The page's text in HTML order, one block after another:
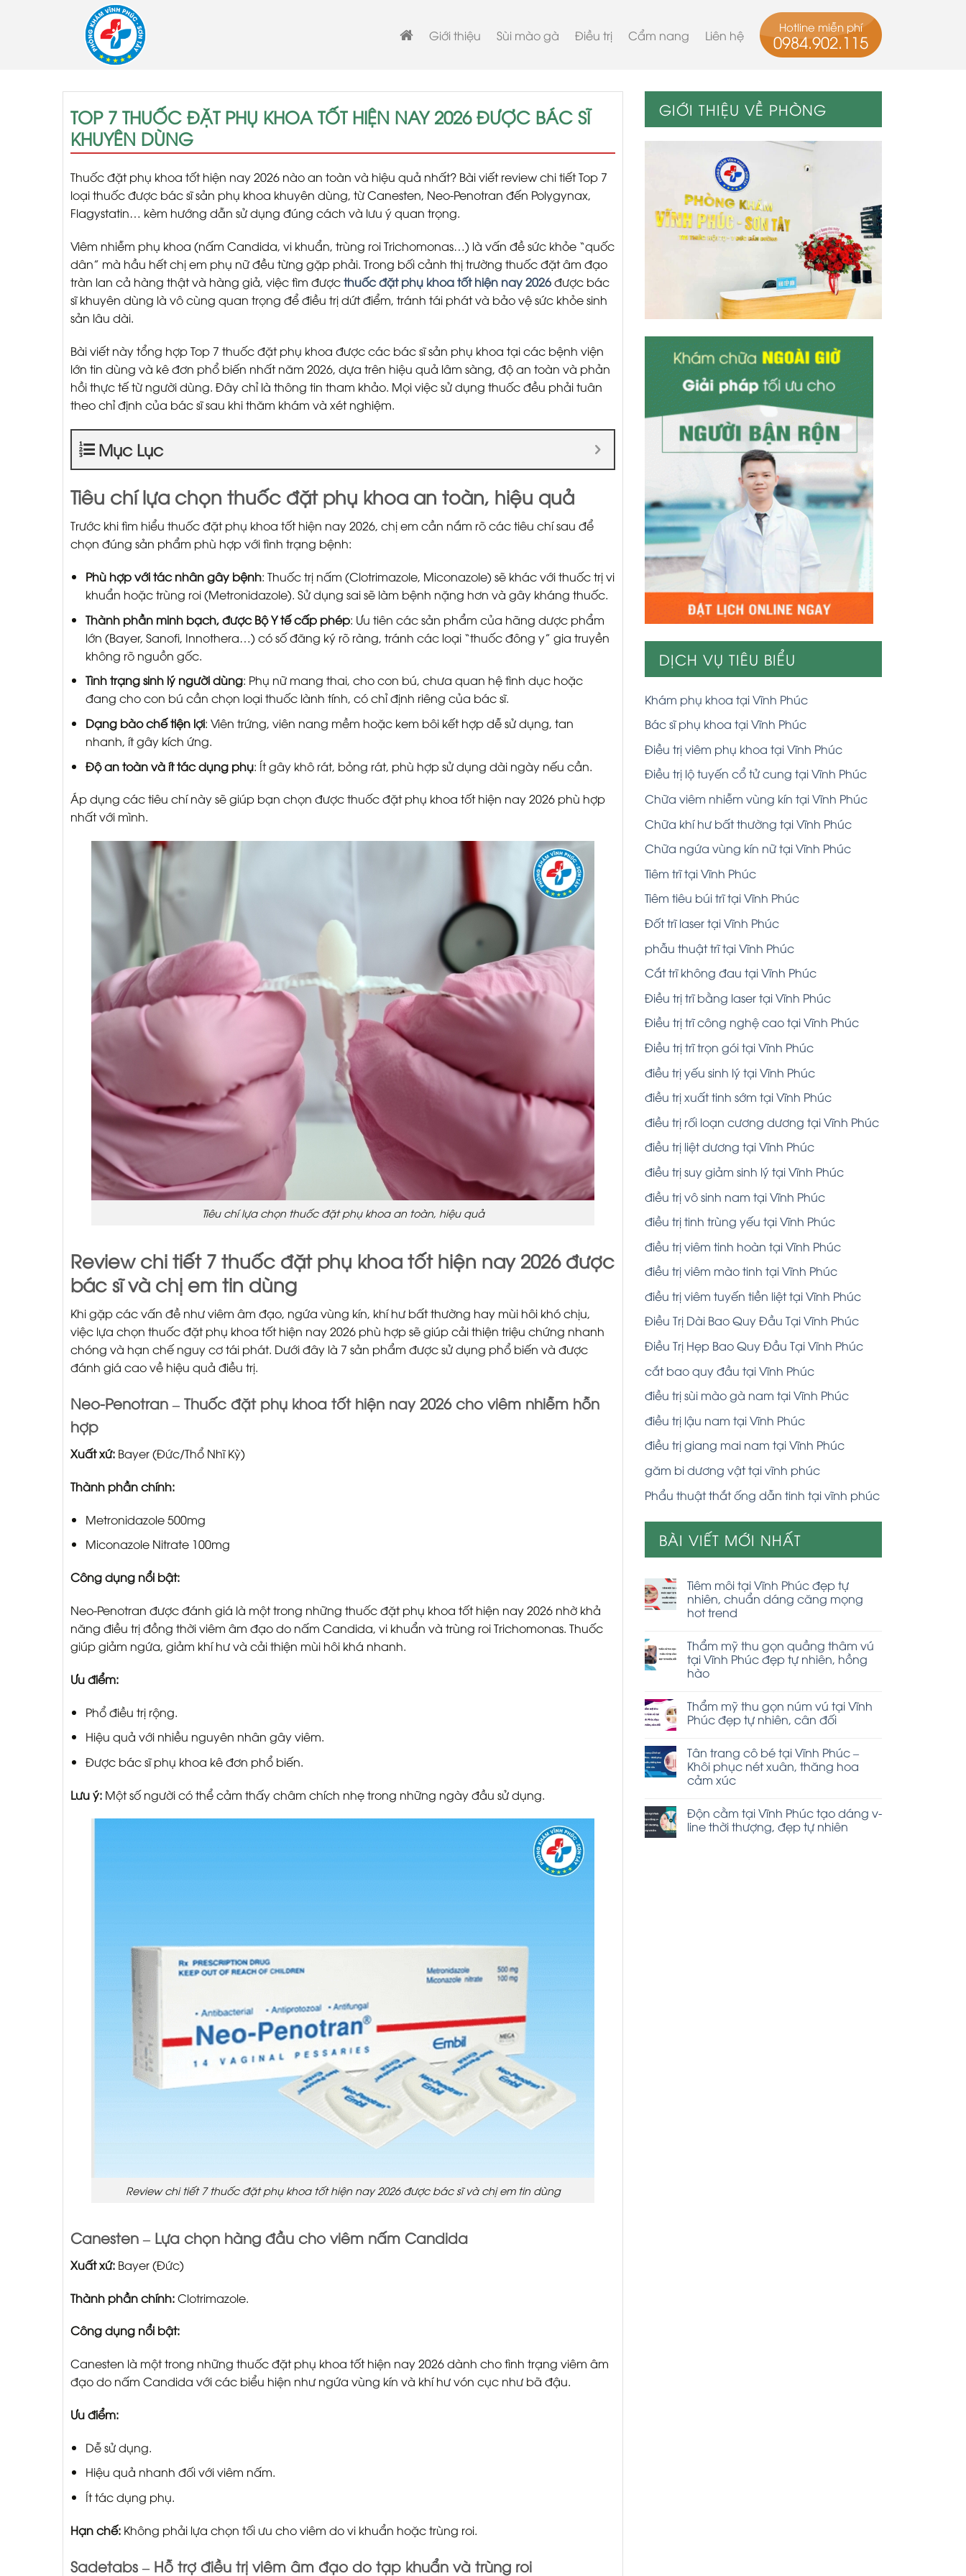
Giới thiệu Sùi mào gà Điều trị Cẩm nang Liên hệ
Hotline miễn phí
0984.902.115
TOP 7 THUỐC ĐẶT PHỤ KHOA TỐT HIỆN NAY 2026 ĐƯỢC BÁC SĨ
KHUYÊN DÙNG
Thuốc đặt phụ khoa tốt hiện nay 2026 nào an toàn và hiệu quả nhất? Bài viết review chi tiết Top 7
loại thuốc được bác sĩ sản phụ khoa khuyên dùng, từ Canesten, Neo-Penotran đến Polygynax,
Flagystatin… kèm hướng dẫn sử dụng đúng cách và lưu ý quan trọng.
Viêm nhiễm phụ khoa (nấm Candida, vi khuẩn, trùng roi Trichomonas…) là vấn đề sức khỏe “quốc
dân” mà hầu hết chị em phụ nữ đều từng gặp phải. Trong bối cảnh thị trường thuốc đặt âm đạo
tràn lan cả hàng thật và hàng giả, việc tìm đượcthuốc đặt phụ khoa tốt hiện nay 2026được bác
sĩ khuyên dùng là vô cùng quan trọng để điều trị dứt điểm, tránh tái phát và bảo vệ sức khỏe sinh
sản lâu dài.
Bài viết này tổng hợp Top 7 thuốc đặt phụ khoa được các bác sĩ sản phụ khoa tại các bệnh viện
lớn tin dùng và kê đơn phổ biến nhất năm 2026, dựa trên hiệu quả lâm sàng, độ an toàn và phản
hồi thực tế từ người dùng. Đây chỉ là thông tin tham khảo. Mọi việc sử dụng thuốc đều phải tuân
theo chỉ định của bác sĩ sau khi thăm khám và xét nghiệm.
Mục Lục
Tiêu chí lựa chọn thuốc đặt phụ khoa an toàn, hiệu quả
Trước khi tìm hiểu thuốc đặt phụ khoa tốt hiện nay 2026, chị em cần nắm rõ các tiêu chí sau để
chọn đúng sản phẩm phù hợp với tình trạng bệnh:
Phù hợp với tác nhân gây bệnh: Thuốc trị nấm (Clotrimazole, Miconazole) sẽ khác với thuốc trị vi
khuẩn hoặc trùng roi (Metronidazole). Sử dụng sai sẽ làm bệnh nặng hơn và gây kháng thuốc.
Thành phần minh bạch, được Bộ Y tế cấp phép: Ưu tiên các sản phẩm của hãng dược phẩm
lớn (Bayer, Sanofi, Innothera…) có số đăng ký rõ ràng, tránh các loại “thuốc đông y” gia truyền
không rõ nguồn gốc.
Tình trạng sinh lý người dùng: Phụ nữ mang thai, cho con bú, chưa quan hệ tình dục hoặc
đang cho con bú cần chọn loại thuốc lành tính, có chỉ định riêng của bác sĩ.
Dạng bào chế tiện lợi: Viên trứng, viên nang mềm hoặc kem bôi kết hợp dễ sử dụng, tan
nhanh, ít gây kích ứng.
Độ an toàn và ít tác dụng phụ: Ít gây khô rát, bỏng rát, phù hợp sử dụng dài ngày nếu cần.
Áp dụng các tiêu chí này sẽ giúp bạn chọn được thuốc đặt phụ khoa tốt hiện nay 2026 phù hợp
nhất với mình.
Tiêu chí lựa chọn thuốc đặt phụ khoa an toàn, hiệu quả
Review chi tiết 7 thuốc đặt phụ khoa tốt hiện nay 2026 được
bác sĩ và chị em tin dùng
Khi gặp các vấn đề như viêm âm đạo, ngứa vùng kín, khí hư bất thường hay mùi hôi khó chịu,
việc lựa chọn thuốc đặt phụ khoa tốt hiện nay 2026 phù hợp sẽ giúp cải thiện triệu chứng nhanh
chóng và hạn chế nguy cơ tái phát. Dưới đây là 7 sản phẩm được sử dụng phổ biến và được
đánh giá cao về hiệu quả điều trị.
Neo-Penotran – Thuốc đặt phụ khoa tốt hiện nay 2026 cho viêm nhiễm hỗn
hợp
Xuất xứ: Bayer (Đức/Thổ Nhĩ Kỳ)
Thành phần chính:
Metronidazole 500mg
Miconazole Nitrate 100mg
Công dụng nổi bật:
Neo-Penotran được đánh giá là một trong những thuốc đặt phụ khoa tốt hiện nay 2026 nhờ khả
năng điều trị đồng thời viêm âm đạo do nấm Candida, vi khuẩn và trùng roi Trichomonas. Thuốc
giúp giảm ngứa, giảm khí hư và cải thiện mùi hôi khá nhanh.
Ưu điểm:
Phổ điều trị rộng.
Hiệu quả với nhiều nguyên nhân gây viêm.
Được bác sĩ phụ khoa kê đơn phổ biến.
Lưu ý: Một số người có thể cảm thấy châm chích nhẹ trong những ngày đầu sử dụng.
Review chi tiết 7 thuốc đặt phụ khoa tốt hiện nay 2026 được bác sĩ và chị em tin dùng
Canesten – Lựa chọn hàng đầu cho viêm nấm Candida
Xuất xứ: Bayer (Đức)
Thành phần chính:Clotrimazole.
Công dụng nổi bật:
Canesten là một trong những thuốc đặt phụ khoa tốt hiện nay 2026 dành cho tình trạng viêm âm
đạo do nấm Candida với các biểu hiện như ngứa vùng kín và khí hư vón cục như bã đậu.
Ưu điểm:
Dễ sử dụng.
Hiệu quả nhanh đối với viêm nấm.
Ít tác dụng phụ.
Hạn chế: Không phải lựa chọn tối ưu cho viêm do vi khuẩn hoặc trùng roi.
Sadetabs – Hỗ trợ điều trị viêm âm đạo do tạp khuẩn và trùng roi
GIỚI THIỆU VỀ PHÒNG
KHÁM
DỊCH VỤ TIÊU BIỂU
Khám phụ khoa tại Vĩnh Phúc
Bác sĩ phụ khoa tại Vĩnh Phúc
Điều trị viêm phụ khoa tại Vĩnh Phúc
Điều trị lộ tuyến cổ tử cung tại Vĩnh Phúc
Chữa viêm nhiễm vùng kín tại Vĩnh Phúc
Chữa khí hư bất thường tại Vĩnh Phúc
Chữa ngứa vùng kín nữ tại Vĩnh Phúc
Tiêm trĩ tại Vĩnh Phúc
Tiêm tiêu búi trĩ tại Vĩnh Phúc
Đốt trĩ laser tại Vĩnh Phúc
phẫu thuật trĩ tại Vĩnh Phúc
Cắt trĩ không đau tại Vĩnh Phúc
Điều trị trĩ bằng laser tại Vĩnh Phúc
Điều trị trĩ công nghệ cao tại Vĩnh Phúc
Điều trị trĩ trọn gói tại Vĩnh Phúc
điều trị yếu sinh lý tại Vĩnh Phúc
điều trị xuất tinh sớm tại Vĩnh Phúc
điều trị rối loạn cương dương tại Vĩnh Phúc
điều trị liệt dương tại Vĩnh Phúc
điều trị suy giảm sinh lý tại Vĩnh Phúc
điều trị vô sinh nam tại Vĩnh Phúc
điều trị tinh trùng yếu tại Vĩnh Phúc
điều trị viêm tinh hoàn tại Vĩnh Phúc
điều trị viêm mào tinh tại Vĩnh Phúc
điều trị viêm tuyến tiền liệt tại Vĩnh Phúc
Điều Trị Dài Bao Quy Đầu Tại Vĩnh Phúc
Điều Trị Hẹp Bao Quy Đầu Tại Vĩnh Phúc
cắt bao quy đầu tại Vĩnh Phúc
điều trị sùi mào gà nam tại Vĩnh Phúc
điều trị lậu nam tại Vĩnh Phúc
điều trị giang mai nam tại Vĩnh Phúc
găm bi dương vật tại vĩnh phúc
Phẩu thuật thắt ống dẫn tinh tại vĩnh phúc
BÀI VIẾT MỚI NHẤT
Tiêm môi tại Vĩnh Phúc đẹp tự
nhiên, chuẩn dáng căng mọng
hot trend
Thẩm mỹ thu gọn quầng thâm vú
tại Vĩnh Phúc đẹp tự nhiên, hồng
hào
Thẩm mỹ thu gọn núm vú tại Vĩnh
Phúc đẹp tự nhiên, cân đối
Tân trang cô bé tại Vĩnh Phúc –
Khôi phục nét xuân, thăng hoa
cảm xúc
Độn cằm tại Vĩnh Phúc tạo dáng v-
line thời thượng, đẹp tự nhiên